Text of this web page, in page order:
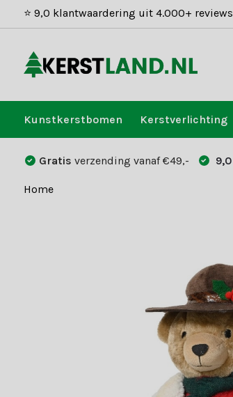
⭐ 9,0 klantwaardering uit 4.000+ reviews
Kunstkerstbomen Kerstverlichting
Gratis verzending vanaf €49,- 9,0
Home